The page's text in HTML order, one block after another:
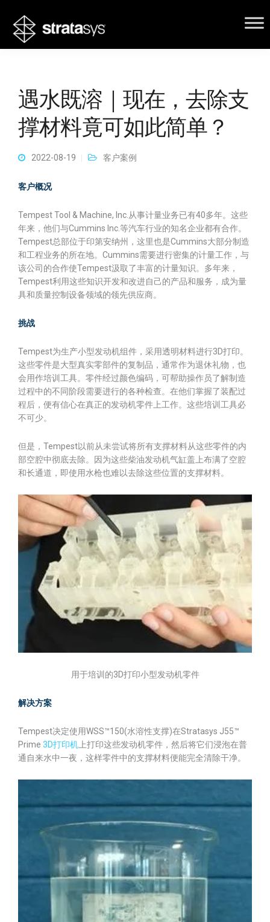
遇水既溶｜现在，去除支
撑材料竟可如此简单？
2022-08-19 客户案例
客户概况
Tempest Tool & Machine, Inc.从事计量业务已有40多年。这些
年来，他们与Cummins Inc.等汽车行业的知名企业都有合作。
Tempest总部位于印第安纳州，这里也是Cummins大部分制造
和工程业务的所在地。Cummins需要进行密集的计量工作，与
该公司的合作使Tempest汲取了丰富的计量知识。多年来，
Tempest利用这些知识开发和改进自己的产品和服务，成为量
具和质量控制设备领域的领先供应商。
挑战
Tempest为生产小型发动机组件，采用透明材料进行3D打印。
这些零件是大型真实零部件的复制品，通常作为退休礼物，也
会用作培训工具。零件经过颜色编码，可帮助操作员了解制造
过程中的不同阶段需要进行的各种检查。在他们掌握了装配过
程后，便有信心在真正的发动机零件上工作。这些培训工具必
不可少。
但是，Tempest以前从未尝试将所有支撑材料从这些零件的内
部空腔中彻底去除。因为这些柴油发动机气缸盖上布满了空腔
和长通道，即使用水枪也难以去除这些位置的支撑材料。
用于培训的3D打印小型发动机零件
解决方案
Tempest决定使用WSS™150(水溶性支撑)在Stratasys J55™
Prime 3D打印机 上打印这些发动机零件，然后将它们浸泡在普
通自来水中一夜，这样零件中的支撑材料便能完全清除干净。